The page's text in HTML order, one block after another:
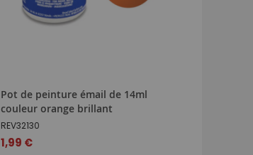
Pot de peinture émail de 14ml
couleur orange brillant
REV32130
1,99 €